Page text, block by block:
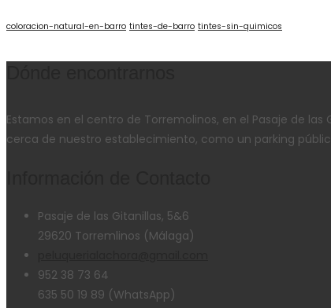
coloracion-natural-en-barro tintes-de-barro tintes-sin-quimicos
Estamos en el centro de Torremolinos, en el Pasaje de
cerca de nuestro establecimiento, como un parking
Pasaje de las Gitanillas, 5&6
29620 Torremlinos (Málaga)
952 38 73 64
635 50 19 89 (WhatsApp)